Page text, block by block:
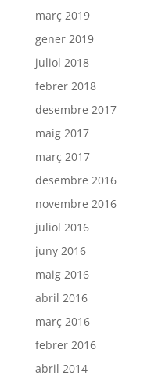
març 2019
gener 2019
juliol 2018
febrer 2018
desembre 2017
maig 2017
març 2017
desembre 2016
novembre 2016
juliol 2016
juny 2016
maig 2016
abril 2016
març 2016
febrer 2016
abril 2014